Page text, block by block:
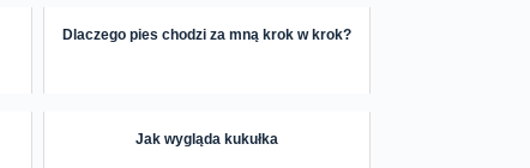
Dlaczego pies chodzi za mną krok w krok?
Jak wygląda kukułka